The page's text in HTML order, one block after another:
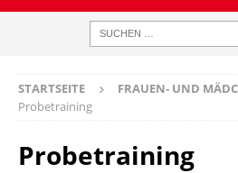
STARTSEITE
FRAUEN- UND
Probetraining
Probetraining